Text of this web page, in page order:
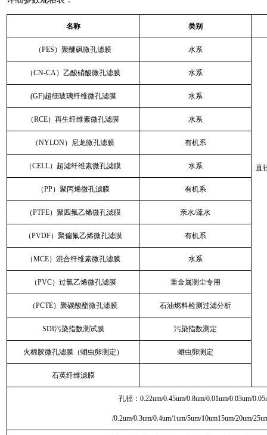
名称 类别
（PES）聚醚砜微孔滤膜 水系
直
（CN-CA）乙酸硝酸微孔滤膜 水系
(GF)超细玻璃纤维微孔滤膜 水系
（RCE）再生纤维素微孔滤膜 水系
（NYLON）尼龙微孔滤膜 有机系
（CELL）超滤纤维素微孔滤膜 水系
（PP）聚丙烯微孔滤膜 有机系
（PTFE）聚四氟乙烯微孔滤膜 亲水/疏水
（PVDF）聚偏氟乙烯微孔滤膜 有机系
（MCE）混合纤维素微孔滤膜 水系
（PVC）过氯乙烯微孔滤膜 重金属测尘专用
（PCTE）聚碳酸酯微孔滤膜 石油燃料检测过滤分析
SDI污染指数测试膜 污染指数测定
火棉胶微孔滤膜（蛔虫卵测定） 蛔虫卵测定
石英纤维滤膜
孔径：0.22um/0.45um/0.8um/0.01um/0.03um/
/0.2um/0.3um/0.4um/1um/5um/10um15um/20um/